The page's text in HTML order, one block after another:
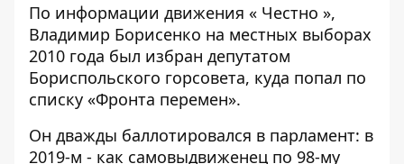
По информации движения « Честно »,
Владимир Борисенко на местных выборах
2010 года был избран депутатом
Бориспольского горсовета, куда попал по
списку «Фронта перемен».
Он дважды баллотировался в парламент: в
2019-м - как самовыдвиженец по 98-му